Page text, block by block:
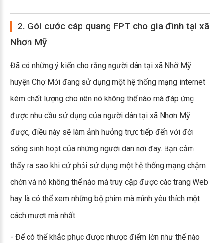
2. Gói cước cáp quang FPT cho gia đình tại xã
Nhơn Mỹ
Đã có những ý kiến cho rằng người dân tại xã Nhỡ Mỹ
huyện Chợ Mới đang sử dụng một hệ thống mạng internet
kém chất lượng cho nên nó không thể nào mà đáp ứng
được nhu cầu sử dụng của người dân tại xã Nhơn Mỹ
được, điều này sẽ làm ảnh hưởng trực tiếp đến với đời
sống sinh hoạt của những người dân nơi đây. Bạn cảm
thấy ra sao khi cứ phải sử dụng một hệ thống mạng chậm
chờn và nó không thể nào mà truy cập được các trang Web
hay là có thể xem những bộ phim mà mình yêu thích một
cách mượt mà nhất.
- Để có thể khắc phục được nhược điểm lớn như thế nào